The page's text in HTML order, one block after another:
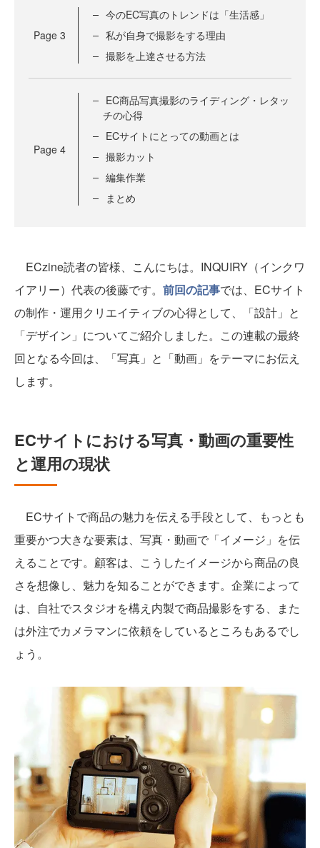
Page 3
今のEC写真のトレンドは「生活感」
私が自身で撮影をする理由
撮影を上達させる方法
Page 4
EC商品写真撮影のライディング・レタッ
チの心得
ECサイトにとっての動画とは
撮影カット
編集作業
まとめ
ECzine読者の皆様、こんにちは。INQUIRY（インクワ
イアリー）代表の後藤です。 前回の記事では、ECサイト
の制作・運用クリエイティブの心得として、「設計」と
「デザイン」についてご紹介しました。この連載の最終
回となる今回は、「写真」と「動画」をテーマにお伝え
します。
ECサイトにおける写真・動画の重要性
と運用の現状
ECサイトで商品の魅力を伝える手段として、もっとも
重要かつ大きな要素は、写真・動画で「イメージ」を伝
えることです。顧客は、こうしたイメージから商品の良
さを想像し、魅力を知ることができます。企業によって
は、自社でスタジオを構え内製で商品撮影をする、また
は外注でカメラマンに依頼をしているところもあるでし
ょう。